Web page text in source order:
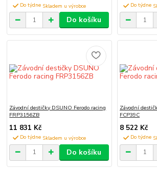
Do týdne
Do košíku
Do týdne
Závodní destičky DSUNO Ferodo racing
FRP3156ZB
11 831 Kč
Do týdne
Do košíku
Závodní
FCP39C
8 522 Kč
Do týdne